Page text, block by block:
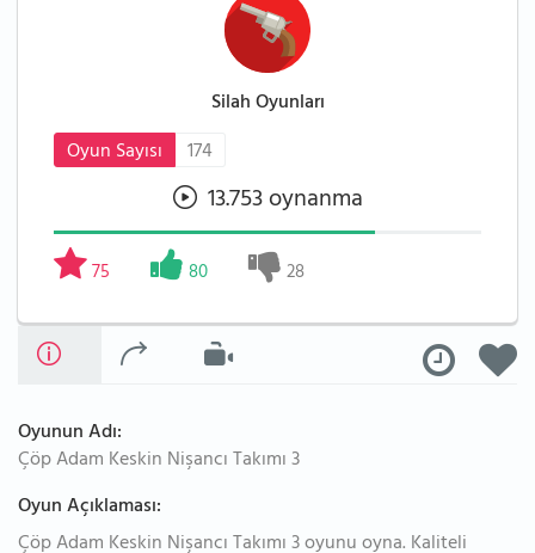
Silah Oyunları
Oyun Sayısı
174
13.753 oynanma
75 80 28
Oyunun Adı:
Çöp Adam Keskin Nişancı Takımı 3
Oyun Açıklaması:
Çöp Adam Keskin Nişancı Takımı 3 oyunu oyna. Kaliteli